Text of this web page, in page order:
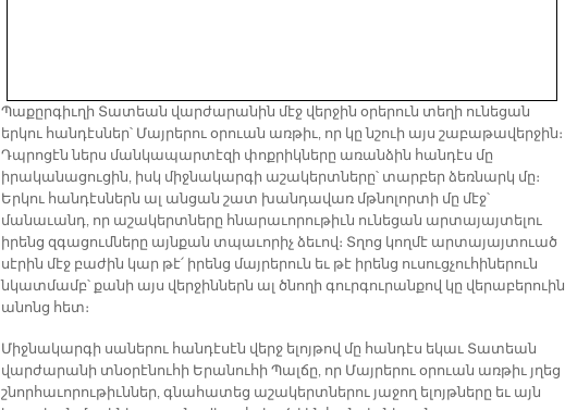
Պաքըրգիւղի Տատեան վարժարանին մէջ վերջին օրերուն տեղի ունեցան
երկու հանդէսներ՝ Մայրերու օրուան առթիւ, որ կը նշուի այս շաբաթավերջին։
Դպրոցէն ներս մանկապարտէզի փոքրիկները առանձին հանդէս մը
իրականացուցին, իսկ միջնակարգի աշակերտները՝ տարբեր ձեռնարկ մը։
Երկու հանդէսներն ալ անցան շատ խանդավառ մթնոլորտի մը մէջ՝
մանաւանդ, որ աշակերտները հնարաւորութիւն ունեցան արտայայտելու
իրենց զգացումները այնքան տպաւորիչ ձեւով։ Տղոց կողմէ արտայայտուած
սէրին մէջ բաժին կար թէ՛ իրենց մայրերուն եւ թէ իրենց ուսուցչուհիներուն
նկատմամբ՝ քանի այս վերջիններն ալ ծնողի գուրգուրանքով կը վերաբերուին
անոնց հետ։
Միջնակարգի սաներու հանդէսէն վերջ ելոյթով մը հանդէս եկաւ Տատեան
վարժարանի տնօրէնուհի Երանուհի Պալճը, որ Մայրերու օրուան առթիւ յղեց
շնորհաւորութիւններ, գնահատեց աշակերտներու յաջող ելոյթները եւ այն